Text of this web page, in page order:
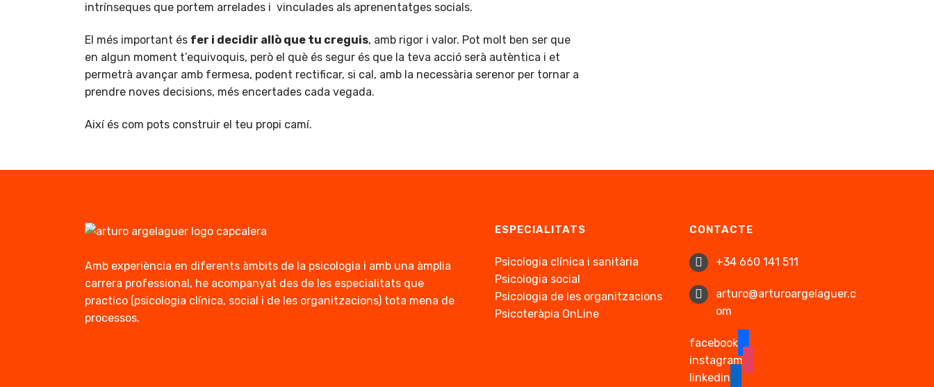
intrínseques que portem arrelades i vinculades als aprenentatges socials.
El més important és fer i decidir allò que tu creguis, amb rigor i valor. Pot molt ben ser que
en algun moment t’equivoquis, però el què és segur és que la teva acció serà autèntica i et
permetrà avançar amb fermesa, podent rectificar, si cal, amb la necessària serenor per tornar a
prendre noves decisions, més encertades cada vegada.
Així és com pots construir el teu propi camí.
Amb experiència en diferents àmbits de la psicologia i amb una àmplia
carrera professional, he acompanyat des de les especialitats que
practico (psicologia clínica, social i de les organitzacions) tota mena de
processos.
ESPECIALITATS
Psicologia clínica i sanitària
Psicologia social
Psicologia de les organitzacions
Psicoteràpia OnLine
CONTACTE
+34 660 141 511
arturo@arturoargelaguer.c
om
facebook
instagram
linkedin